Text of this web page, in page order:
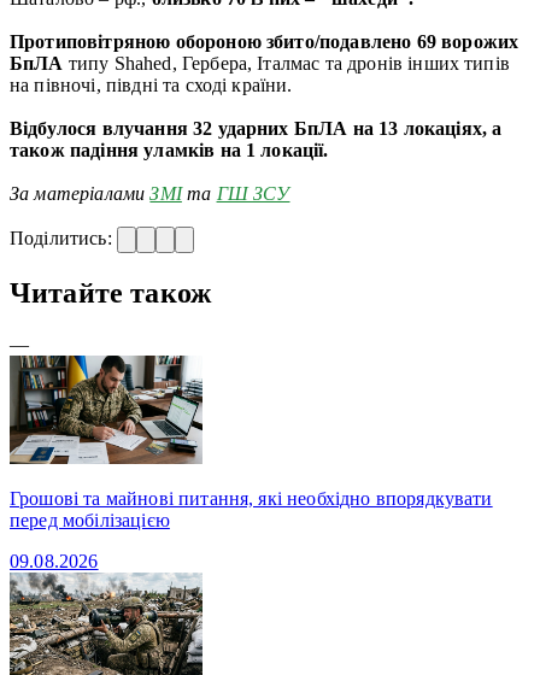
Протиповітряною обороною збито/подавлено 69 ворожих
БпЛА типу Shahed, Гербера, Італмас та дронів інших типів
на півночі, півдні та сході країни.
Відбулося влучання 32 ударних БпЛА на 13 локаціях, а
також падіння уламків на 1 локації.
За матеріаламиЗМІта ГШ ЗСУ
Поділитись:
Читайте також
—
Грошові та майнові питання, які необхідно впорядкувати
перед мобілізацією
09.08.2026